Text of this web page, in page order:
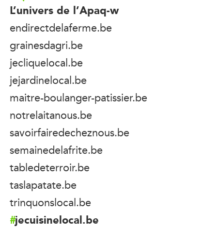
L’univers de l’Apaq-w
endirectdelaferme.be
grainesdagri.be
jecliquelocal.be
jejardinelocal.be
maitre-boulanger-patissier.be
notrelaitanous.be
savoirfairedecheznous.be
semainedelafrite.be
tabledeterroir.be
taslapatate.be
trinquonslocal.be
jecuisinelocal.be